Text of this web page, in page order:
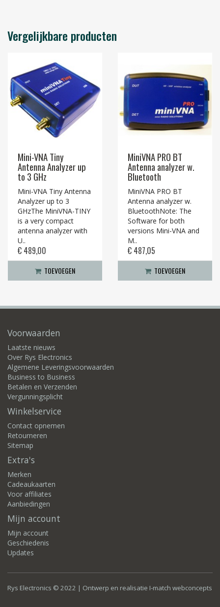
Vergelijkbare producten
Mini-VNA Tiny
Antenna Analyzer up
to 3 GHz
Mini-VNA Tiny Antenna
Analyzer up to 3
GHzThe MiniVNA-TINY
is a very compact
antenna analyzer with
U..
€ 489,00
TOEVOEGEN
MiniVNA PRO BT
Antenna analyzer w.
Bluetooth
MiniVNA PRO BT
Antenna analyzer w.
BluetoothNote: The
Software for both
versions Mini-VNA and
M..
€ 487,05
TOEVOEGEN
Voorwaarden
Laatste nieuws
Over Rys Electronics
Algemene Leveringsvoorwaarden
Business to Business
Betalen en Verzenden
Vergunningsplicht
Winkelservice
Contact opnemen
Retourneren
Sitemap
Extra's
Merken
Cadeaukaarten
Voor affiliates
Aanbiedingen
Mijn account
Mijn account
Geschiedenis
Updates
Rys Electronics © 2022 | Ontwerp en realisatie I-match webconcepts